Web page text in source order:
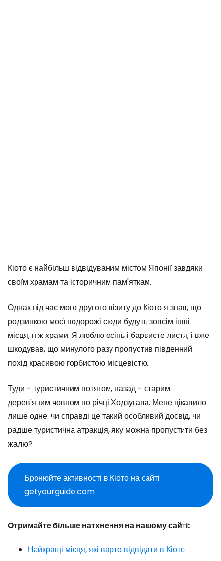
Кіото є найбільш відвідуваним містом Японії завдяки
своїм храмам та історичним пам'яткам.
Однак під час мого другого візиту до Кіото я знав, що
родзинкою моєї подорожі сюди будуть зовсім інші
місця, ніж храми. Я люблю осінь і барвисте листя, і вже
шкодував, що минулого разу пропустив південний
похід красивою горбистою місцевістю.
Туди - туристичним потягом, назад - старим
дерев'яним човном по річці Ходзугава. Мене цікавило
лише одне: чи справді це такий особливий досвід, чи
радше туристична атракція, яку можна пропустити без
жалю?
Бронюйте активності в Кіото на сайті
getyourguide.com
Отримайте більше натхнення на нашому сайті:
Найкращі місця, які варто відвідати в Кіото